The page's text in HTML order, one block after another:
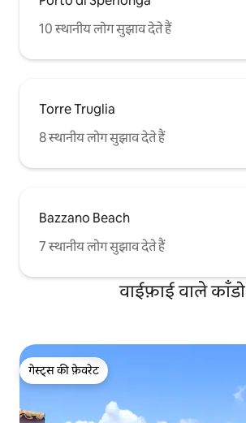
10 स्थानीय लोग सुझाव देते हैं
Torre Truglia
8 स्थानीय लोग सुझाव देते हैं
Bazzano Beach
7 स्थानीय लोग सुझाव देते हैं
वाईफ़ाई वाले काँडो
गेस्ट्स की फ़ेवरेट
गेस्ट्स की फ़ेवरेट